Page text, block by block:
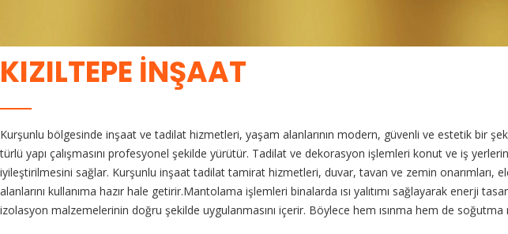
KIZILTEPE İNŞAAT
Kurşunlu bölgesinde inşaat ve tadilat hizmetleri, yaşam alanlarının modern, güvenli ve estetik bir
türlü yapı çalışmasını profesyonel şekilde yürütür. Tadilat ve dekorasyon işlemleri konut ve iş
iyileştirilmesini sağlar. Kurşunlu inşaat tadilat tamirat hizmetleri, duvar, tavan ve zemin onarımları,
alanlarını kullanıma hazır hale getirir.Mantolama işlemleri binalarda ısı yalıtımı sağlayarak
izolasyon malzemelerinin doğru şekilde uygulanmasını içerir. Böylece hem ısınma hem de